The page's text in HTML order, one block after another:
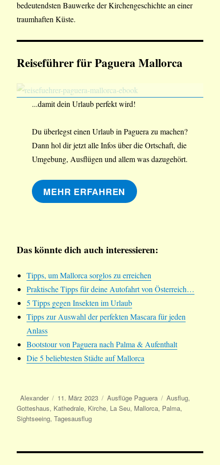
bedeutendsten Bauwerke der Kirchengeschichte an einer
traumhaften Küste.
Reiseführer für Paguera Mallorca
...damit dein Urlaub perfekt wird!
Du überlegst einen Urlaub in Paguera zu machen?
Dann hol dir jetzt alle Infos über die Ortschaft, die
Umgebung, Ausflügen und allem was dazugehört.
MEHR ERFAHREN
Das könnte dich auch interessieren:
Tipps, um Mallorca sorglos zu erreichen
Praktische Tipps für deine Autofahrt von Österreich…
5 Tipps gegen Insekten im Urlaub
Tipps zur Auswahl der perfekten Mascara für jeden
Anlass
Bootstour von Paguera nach Palma & Aufenthalt
Die 5 beliebtesten Städte auf Mallorca
Autor
Alexander
Veröffentlicht
am
11. März 2023 Kategorien
Ausflüge Paguera Schlagwörter
Ausflug,
Gotteshaus, Kathedrale, Kirche, La Seu, Mallorca, Palma,
Sightseeing,Tagesausflug